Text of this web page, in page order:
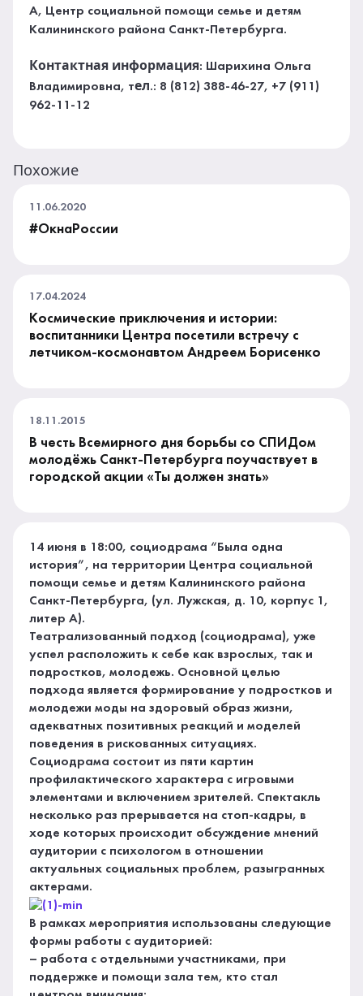
А, Центр социальной помощи семье и детям
Калининского района Санкт-Петербурга.
Контактная информация: Шарихина Ольга
Владимировна, тел.: 8 (812) 388-46-27, +7 (911)
962-11-12
Похожие
11.06.2020
#ОкнаРоссии
17.04.2024
Космические приключения и истории:
воспитанники Центра посетили встречу с
летчиком-космонавтом Андреем Борисенко
18.11.2015
В честь Всемирного дня борьбы со СПИДом
молодёжь Санкт-Петербурга поучаствует в
городской акции «Ты должен знать»
14 июня в 18:00, социодрама “Была одна
история”, на территории Центра социальной
помощи семье и детям Калининского района
Санкт-Петербурга, (ул. Лужская, д. 10, корпус 1,
литер А).
Театрализованный подход (социодрама), уже
успел расположить к себе как взрослых, так и
подростков, молодежь. Основной целью
подхода является формирование у подростков и
молодежи моды на здоровый образ жизни,
адекватных позитивных реакций и моделей
поведения в рискованных ситуациях.
Социодрама состоит из пяти картин
профилактического характера с игровыми
элементами и включением зрителей. Спектакль
несколько раз прерывается на стоп-кадры, в
ходе которых происходит обсуждение мнений
аудитории с психологом в отношении
актуальных социальных проблем, разыгранных
актерами.
В рамках мероприятия использованы следующие
формы работы с аудиторией:
– работа с отдельными участниками, при
поддержке и помощи зала тем, кто стал